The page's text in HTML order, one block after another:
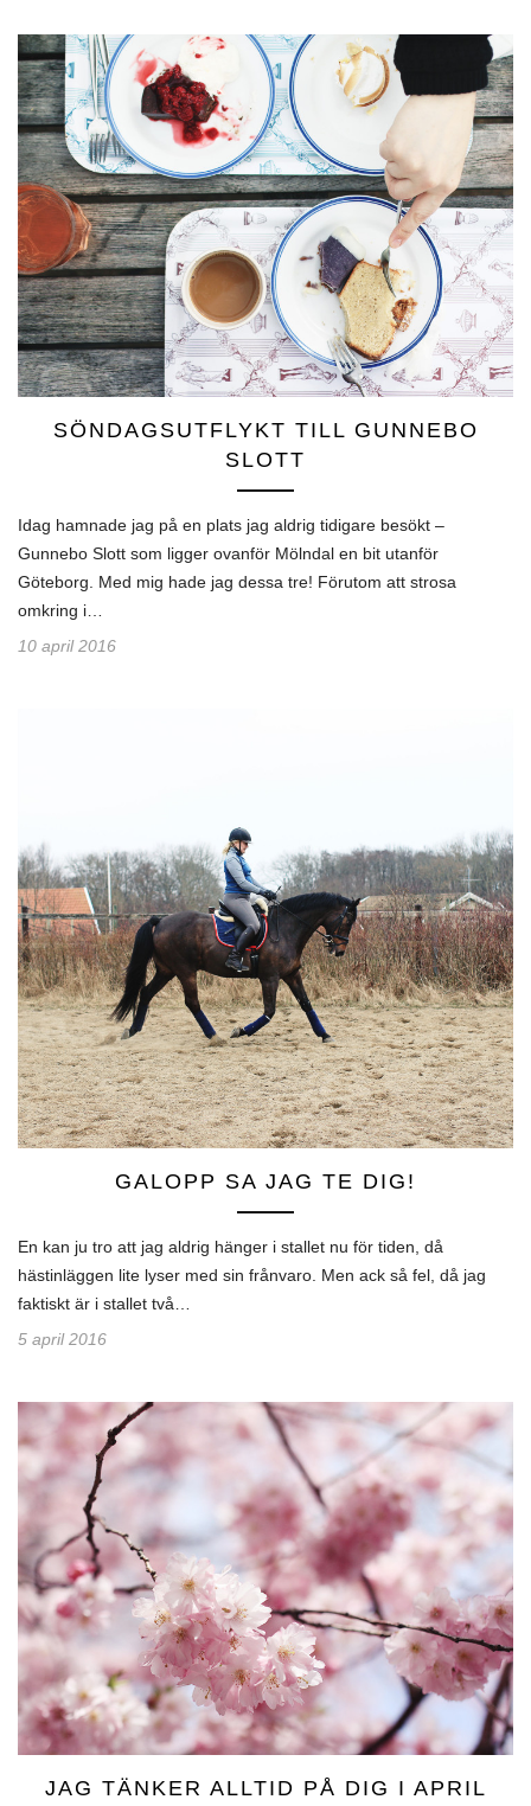
SÖNDAGSUTFLYKT TILL GUNNEBO
SLOTT
Idag hamnade jag på en plats jag aldrig tidigare besökt –
Gunnebo Slott som ligger ovanför Mölndal en bit utanför
Göteborg. Med mig hade jag dessa tre! Förutom att strosa
omkring i…
10 april 2016
GALOPP SA JAG TE DIG!
En kan ju tro att jag aldrig hänger i stallet nu för tiden, då
hästinläggen lite lyser med sin frånvaro. Men ack så fel, då jag
faktiskt är i stallet två…
5 april 2016
JAG TÄNKER ALLTID PÅ DIG I APRIL